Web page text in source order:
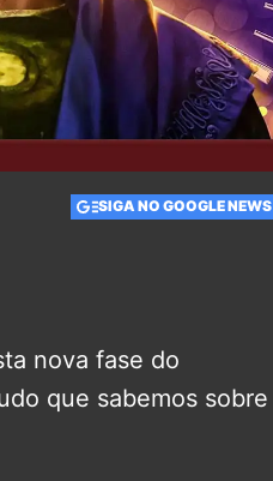
SIGA NO GOOGLE NEWS
nova fase do
que sabemos sobre